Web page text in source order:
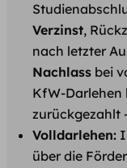
Verzinst,
nach letzter
Nachlass bei
KfW-Darlehen
zurückgezahlt
Volldarlehen:
über die